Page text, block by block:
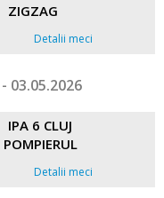
ZIGZAG
Detalii meci
03.05.2026
IPA 6 CLUJ
POMPIERUL
Detalii meci